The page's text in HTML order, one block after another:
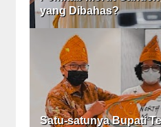
yang Dibahas?
Satu-satunya Bupati